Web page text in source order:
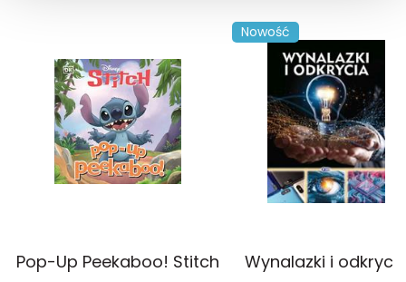
Pop-Up Peekaboo! Stitch
Nowość
Wynalazki i